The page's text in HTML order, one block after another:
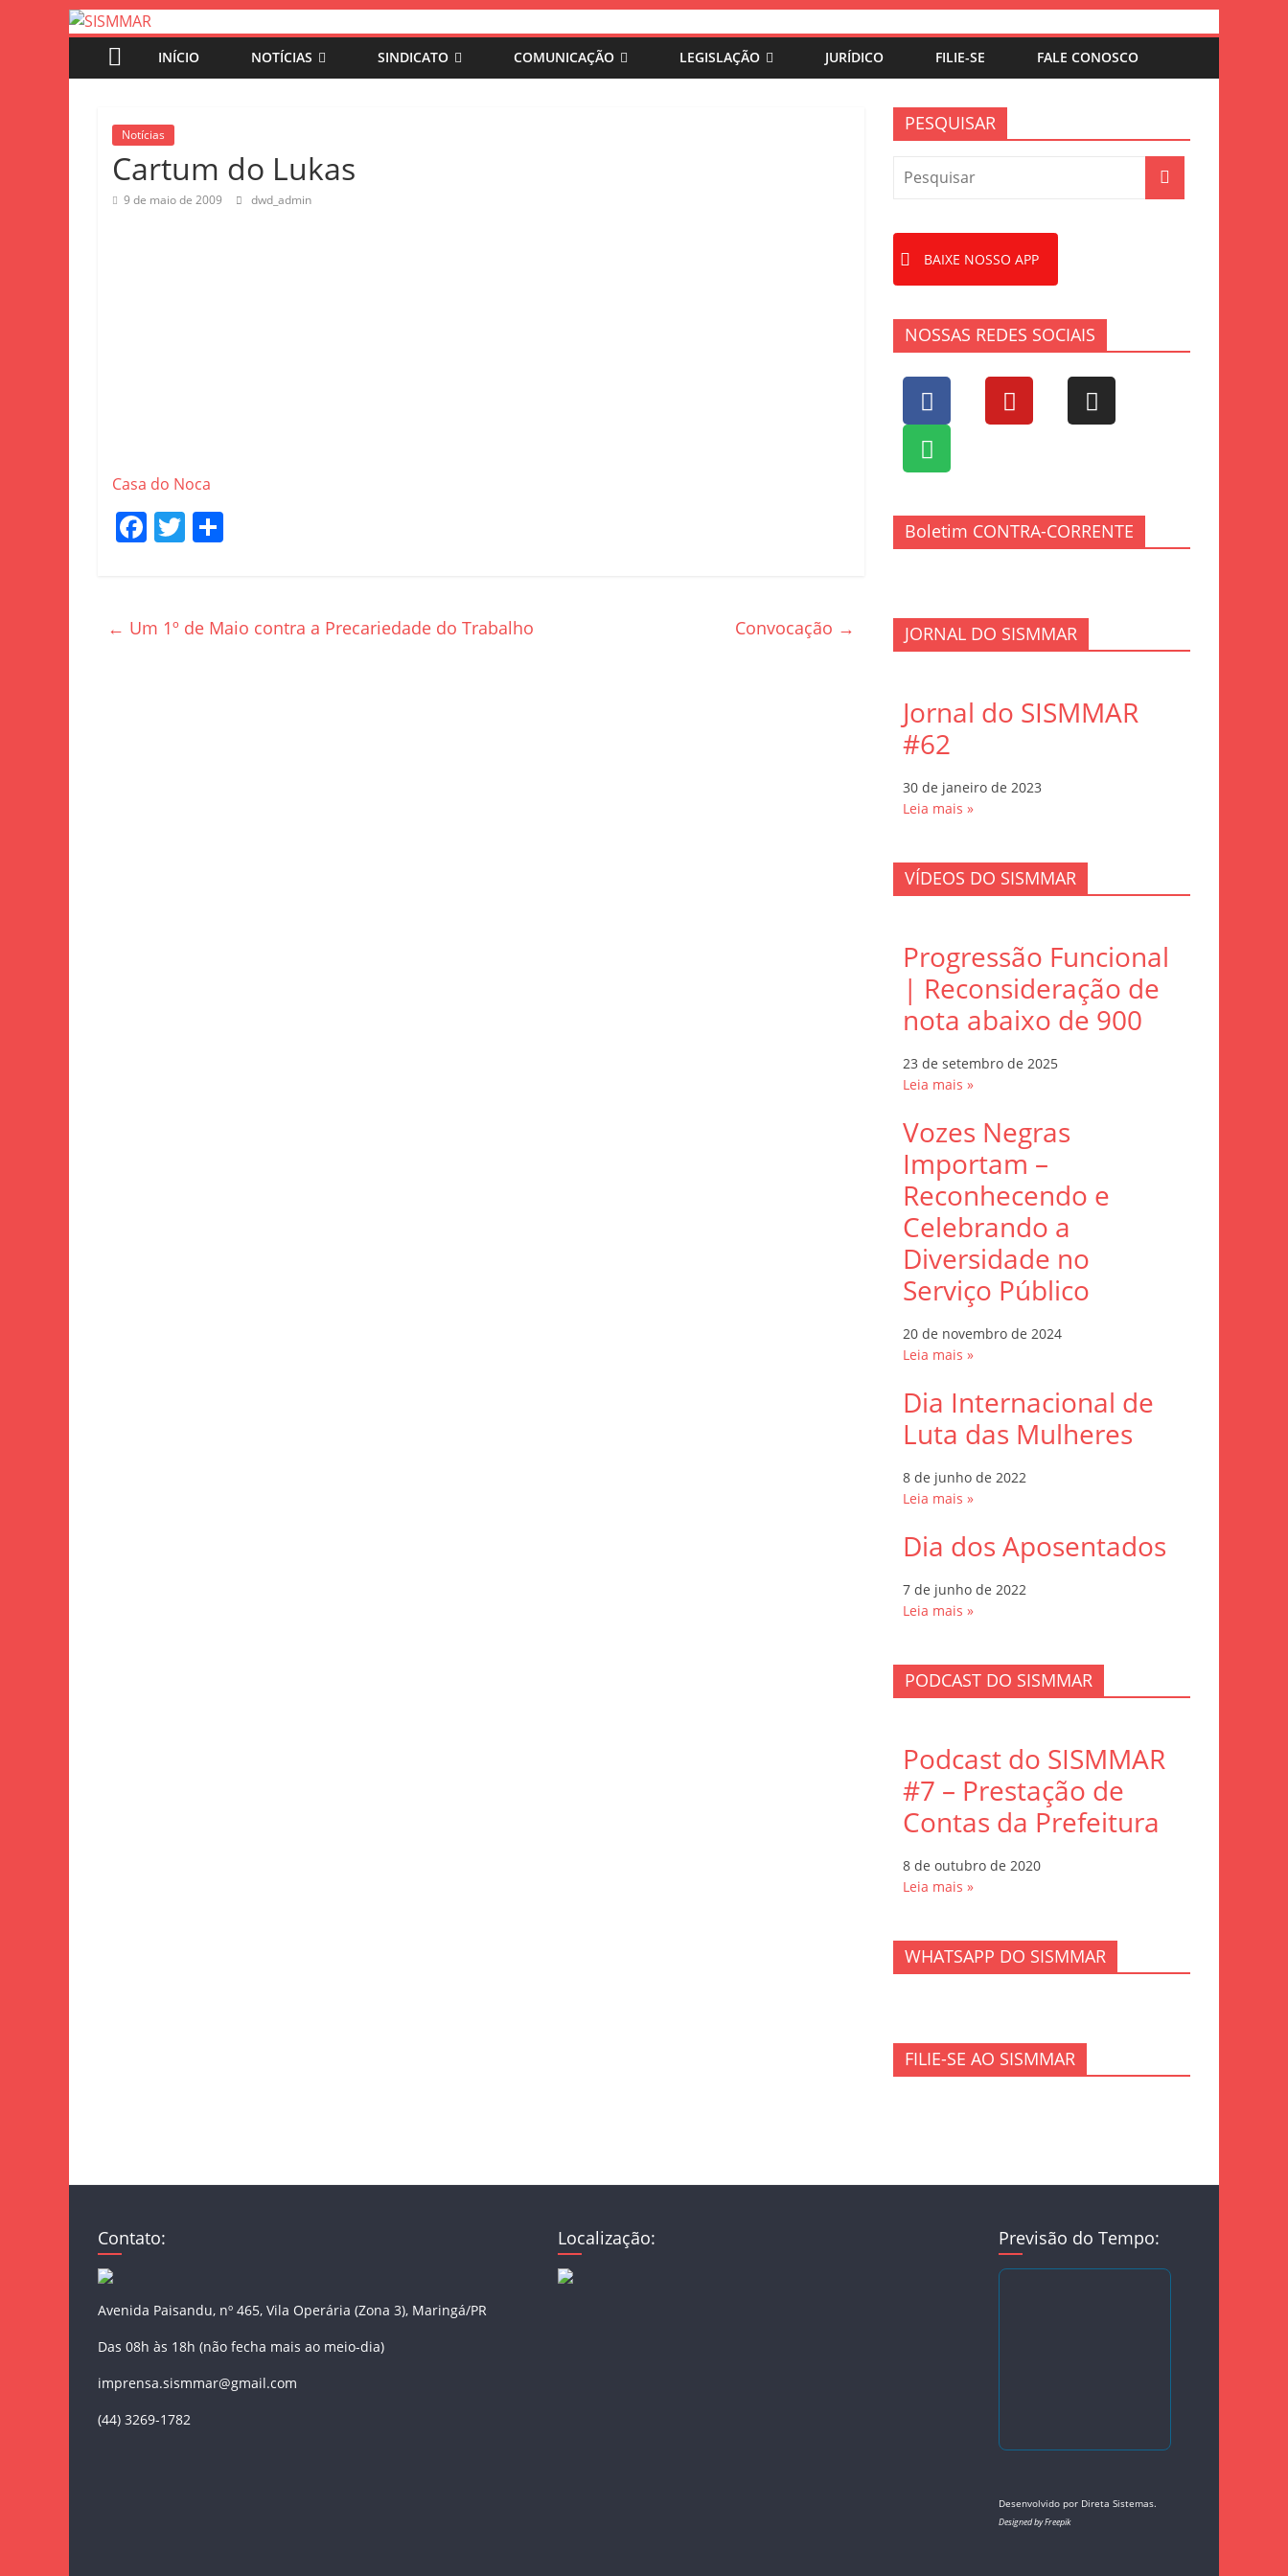
INÍCIO NOTÍCIAS SINDICATO COMUNICAÇÃO LEGISLAÇÃO JURÍDICO FILIE-SE FALE CONOSCO
Notícias
Cartum do Lukas
9 de maio de 2009 dwd_admin
Casa do Noca
F
e
T
er e
← Um 1º de Maio contra a Precariedade do Trabalho Convocação →
PESQUISAR
BAIXE NOSSO APP
NOSSAS REDES SOCIAIS
Boletim CONTRA-CORRENTE
JORNAL DO SISMMAR
Jornal do SISMMAR
#62
30 de janeiro de 2023
Leia mais »
VÍDEOS DO SISMMAR
Progressão Funcional
| Reconsideração de
nota abaixo de 900
23 de setembro de 2025
Leia mais »
Vozes Negras
Importam –
Reconhecendo e
Celebrando a
Diversidade no
Serviço Público
20 de novembro de 2024
Leia mais »
Dia Internacional de
Luta das Mulheres
8 de junho de 2022
Leia mais »
Dia dos Aposentados
7 de junho de 2022
Leia mais »
PODCAST DO SISMMAR
Podcast do SISMMAR
#7 – Prestação de
Contas da Prefeitura
8 de outubro de 2020
Leia mais »
WHATSAPP DO SISMMAR
FILIE-SE AO SISMMAR
Contato:
Avenida Paisandu, nº 465, Vila Operária (Zona 3), Maringá/PR
Das 08h às 18h (não fecha mais ao meio-dia)
imprensa.sismmar@gmail.com
(44) 3269-1782
Localização: Previsão do Tempo:
Desenvolvido por Direta Sistemas.
Designed by Freepik